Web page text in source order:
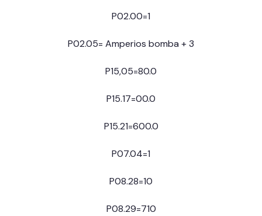
P02.00=1
P02.05= Amperios bomba + 3
P15,05=80.0
P15.17=00.0
P15.21=600.0
P07.04=1
P08.28=10
P08.29=710